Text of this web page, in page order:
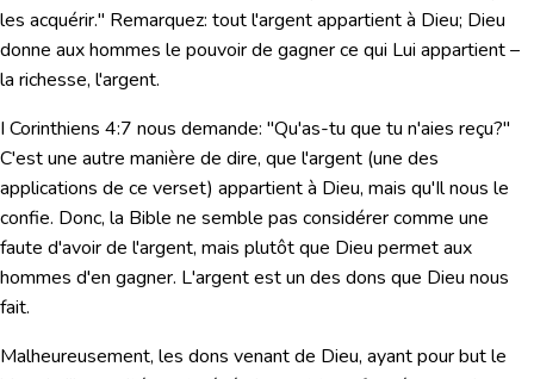
les acquérir." Remarquez: tout l'argent appartient à Dieu; Dieu
donne aux hommes le pouvoir de gagner ce qui Lui appartient –
la richesse, l'argent.
I Corinthiens 4:7 nous demande: "Qu'as-tu que tu n'aies reçu?"
C'est une autre manière de dire, que l'argent (une des
applications de ce verset) appartient à Dieu, mais qu'Il nous le
confie. Donc, la Bible ne semble pas considérer comme une
faute d'avoir de l'argent, mais plutôt que Dieu permet aux
hommes d'en gagner. L'argent est un des dons que Dieu nous
fait.
Malheureusement, les dons venant de Dieu, ayant pour but le